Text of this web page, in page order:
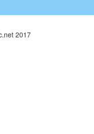
2017